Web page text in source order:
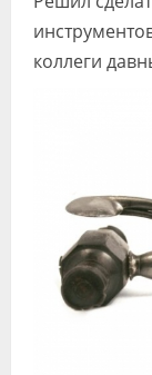
Форум
Галерея
Блоги
Лаборатории
коллеги